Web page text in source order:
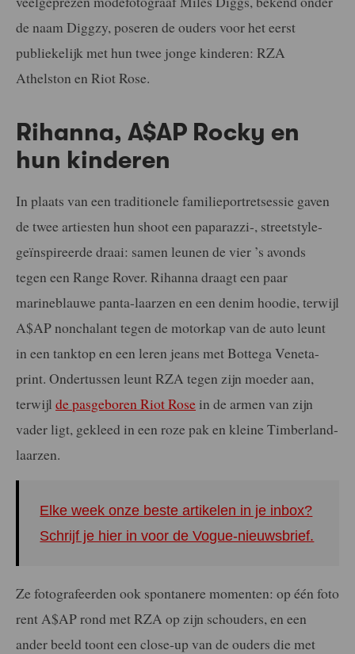
de naam Diggzy, poseren de ouders voor het eerst
publiekelijk met hun twee jonge kinderen: RZA
Athelston en Riot Rose.
Rihanna, A$AP Rocky en
hun kinderen
In plaats van een traditionele familieportretsessie gaven
de twee artiesten hun shoot een paparazzi-, streetstyle-
geïnspireerde draai: samen leunen de vier ’s avonds
tegen een Range Rover. Rihanna draagt een paar
marineblauwe panta-laarzen en een denim hoodie, terwijl
A$AP nonchalant tegen de motorkap van de auto leunt
in een tanktop en een leren jeans met Bottega Veneta-
print. Ondertussen leunt RZA tegen zijn moeder aan,
terwijl de pasgeboren Riot Rose in de armen van zijn
vader ligt, gekleed in een roze pak en kleine Timberland-
laarzen.
Elke week onze beste artikelen in je inbox?
Schrijf je hier in voor de Vogue-nieuwsbrief.
Ze fotografeerden ook spontanere momenten: op één foto
rent A$AP rond met RZA op zijn schouders, en een
ander beeld toont een close-up van de ouders die met